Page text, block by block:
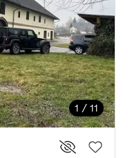
1 / 11